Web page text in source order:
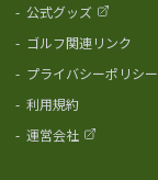
- 公式グッズ
- ゴルフ関連リンク
- プライバシーポリシー
- 利用規約
- 運営会社